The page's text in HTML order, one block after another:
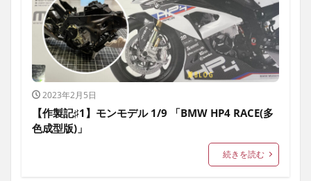
2023年2月5日
【作製記♯1】モンモデル 1/9 「BMW HP4 RACE(多
色成型版)」
続きを読む